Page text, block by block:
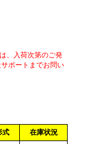
、入荷次第のご発
ポートまでお問い
式
在庫状況